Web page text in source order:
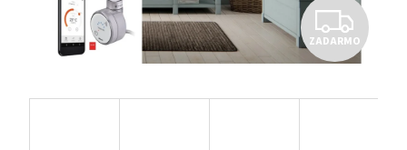
Z
A
D
ZADARMO